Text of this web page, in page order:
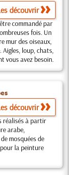
découvrir
commandé par
fois. Un
mur des oiseaux,
Aigles, loup, chats,
vous avez besoin.
découvrir
réalisés à partir
arabe,
mosquées de
la peinture